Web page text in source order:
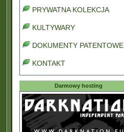
PRYWATNA KOLEKCJA
KULTYWARY
DOKUMENTY PATENTOWE
KONTAKT
Darmowy hosting